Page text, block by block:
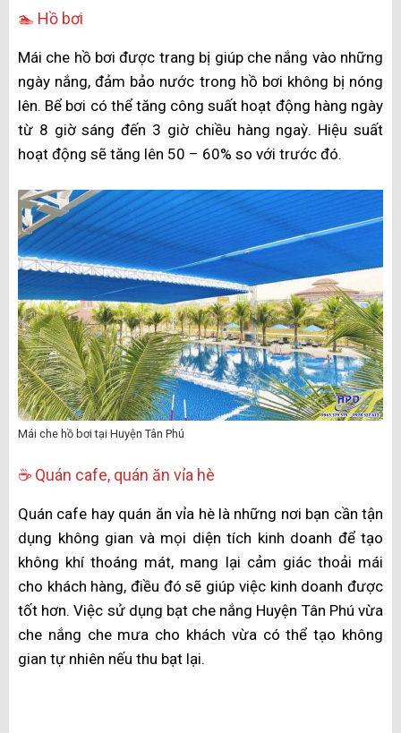
🏊 Hồ bơi
Mái che hồ bơi được trang bị giúp che nắng vào những
ngày nắng, đảm bảo nước trong hồ bơi không bị nóng
lên. Bể bơi có thể tăng công suất hoạt động hàng ngày
từ 8 giờ sáng đến 3 giờ chiều hàng ngaỳ. Hiệu suất
hoạt động sẽ tăng lên 50 – 60% so với trước đó.
Mái che hồ bơi tại Huyện Tân Phú
☕ Quán cafe, quán ăn vỉa hè
Quán cafe hay quán ăn vỉa hè là những nơi bạn cần tận
dụng không gian và mọi diện tích kinh doanh để tạo
không khí thoáng mát, mang lại cảm giác thoải mái
cho khách hàng, điều đó sẽ giúp việc kinh doanh được
tốt hơn. Việc sử dụng bạt che nắng Huyện Tân Phú vừa
che nắng che mưa cho khách vừa có thể tạo không
gian tự nhiên nếu thu bạt lại.